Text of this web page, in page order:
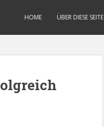
HOME ÜBER DIESE SEITE